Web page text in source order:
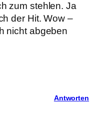
zum stehlen. Ja
der Hit. Wow –
nicht abgeben
Antworten